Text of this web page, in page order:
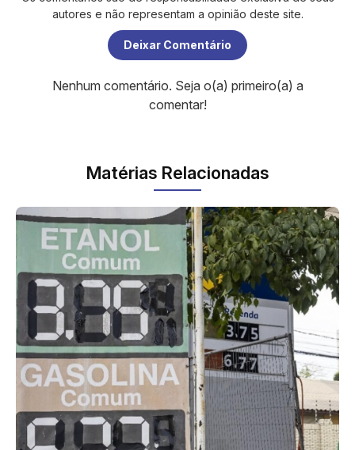
autores e não representam a opinião deste site.
Deixar Comentário
Nenhum comentário. Seja o(a) primeiro(a) a
comentar!
Matérias Relacionadas